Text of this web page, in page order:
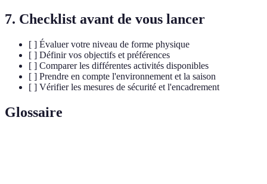
7. Checklist avant de vous lancer
[ ] Évaluer votre niveau de forme physique
[ ] Définir vos objectifs et préférences
[ ] Comparer les différentes activités disponibles
[ ] Prendre en compte l'environnement et la saison
[ ] Vérifier les mesures de sécurité et l'encadrement
Glossaire